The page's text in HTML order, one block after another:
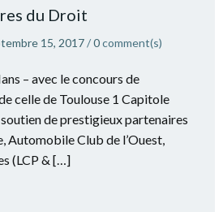
du Droit
15, 2017/0comment(s)
– avec le concours de
celle de Toulouse 1 Capitole
de prestigieux partenaires
Automobile Club de l’Ouest,
(LCP & […]